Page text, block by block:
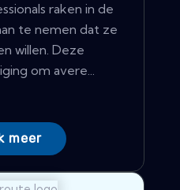
raken in de
te nemen dat ze
willen. Deze
om avere...
meer